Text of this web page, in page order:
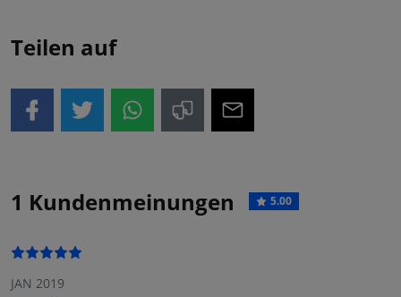
Teilen auf
1 Kundenmeinungen 5.00
JAN 2019